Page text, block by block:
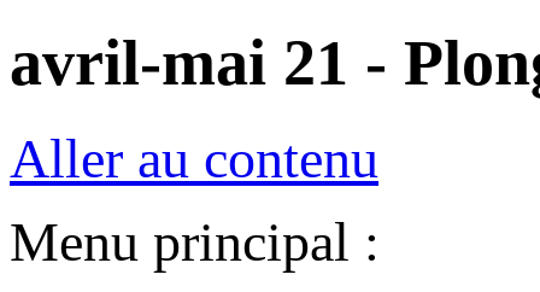
avril-mai 21 -
Aller au contenu
Menu principal :